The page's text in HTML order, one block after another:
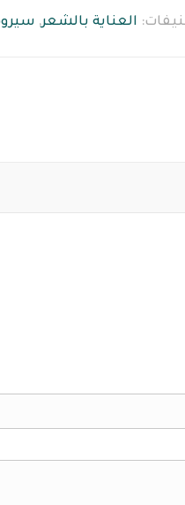
العناية بالشعر,